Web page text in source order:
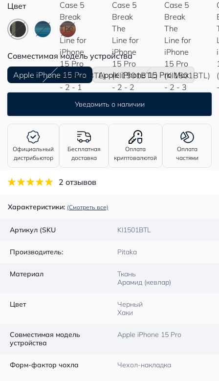
Цвет
Совместимая модель устройства
Apple iPhone 15 Pro
Apple iPhone 15 Pro Max
Уведомить о наличии
Официальный
дистрибьютор
Бесплатная
доставка
Оплата
криптовалютой
Оплата
частями
2 отзывов
Характеристики: (Смотреть все)
Артикул (SKU KI1501BTL
Производитель: Pitaka
Материал
Ткань
Арамид (кевлар)
Цвет
Черный
Хаки
Совместимая модель
устройства
Apple iPhone 15 Pro
Форм-фактор чохла Чехол-накладка